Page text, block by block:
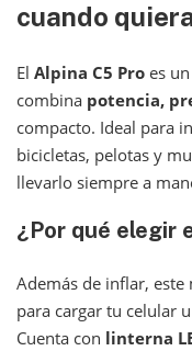
cuando
El Alpina C5 Pro es
combina potencia,
compacto. Ideal para
bicicletas, pelotas y
llevarlo siempre a
¿Por qué elegir
Además de inflar, este
para cargar tu celular
Cuenta con linterna